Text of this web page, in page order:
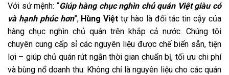
Với sứ mệnh: “Giúp hàng chục nghìn chủ quán Việt giàu có
và hạnh phúc hơn”, Hùng Việt tự hào là đối tác tin cậy của
hàng chục nghìn chủ quán trên khắp cả nước. Chúng tôi
chuyên cung cấp sỉ các nguyên liệu được chế biến sẵn, tiện
lợi – giúp chủ quán rút ngắn thời gian chuẩn bị, tối ưu chi phí
và bùng nổ doanh thu. Không chỉ là nguyên liệu cho các quán